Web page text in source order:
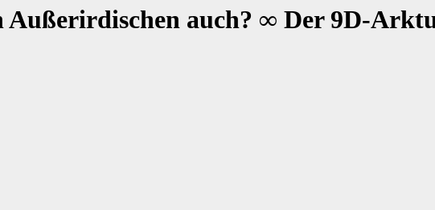
auch? ∞ Der 9D-